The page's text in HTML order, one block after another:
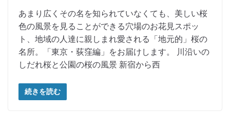
あまり広くその名を知られていなくても、美しい桜
色の風景を見ることができる穴場のお花見スポッ
ト、地域の人達に親しまれ愛される「地元的」桜の
名所。「東京・荻窪編」をお届けします。 川沿いの
しだれ桜と公園の桜の風景 新宿から西
続きを読む